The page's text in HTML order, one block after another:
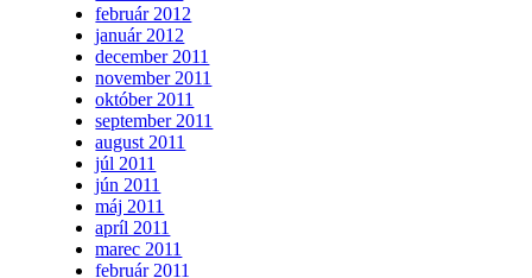
február 2012
január 2012
december 2011
november 2011
október 2011
september 2011
august 2011
júl 2011
jún 2011
máj 2011
apríl 2011
marec 2011
február 2011